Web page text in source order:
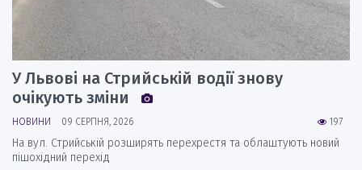
У Львові на Стрийській водії знову
очікують зміни
197
НОВИНИ 09 СЕРПНЯ, 2026
На вул. Стрийській розширять перехрестя та облаштують новий
пішохідний перехід